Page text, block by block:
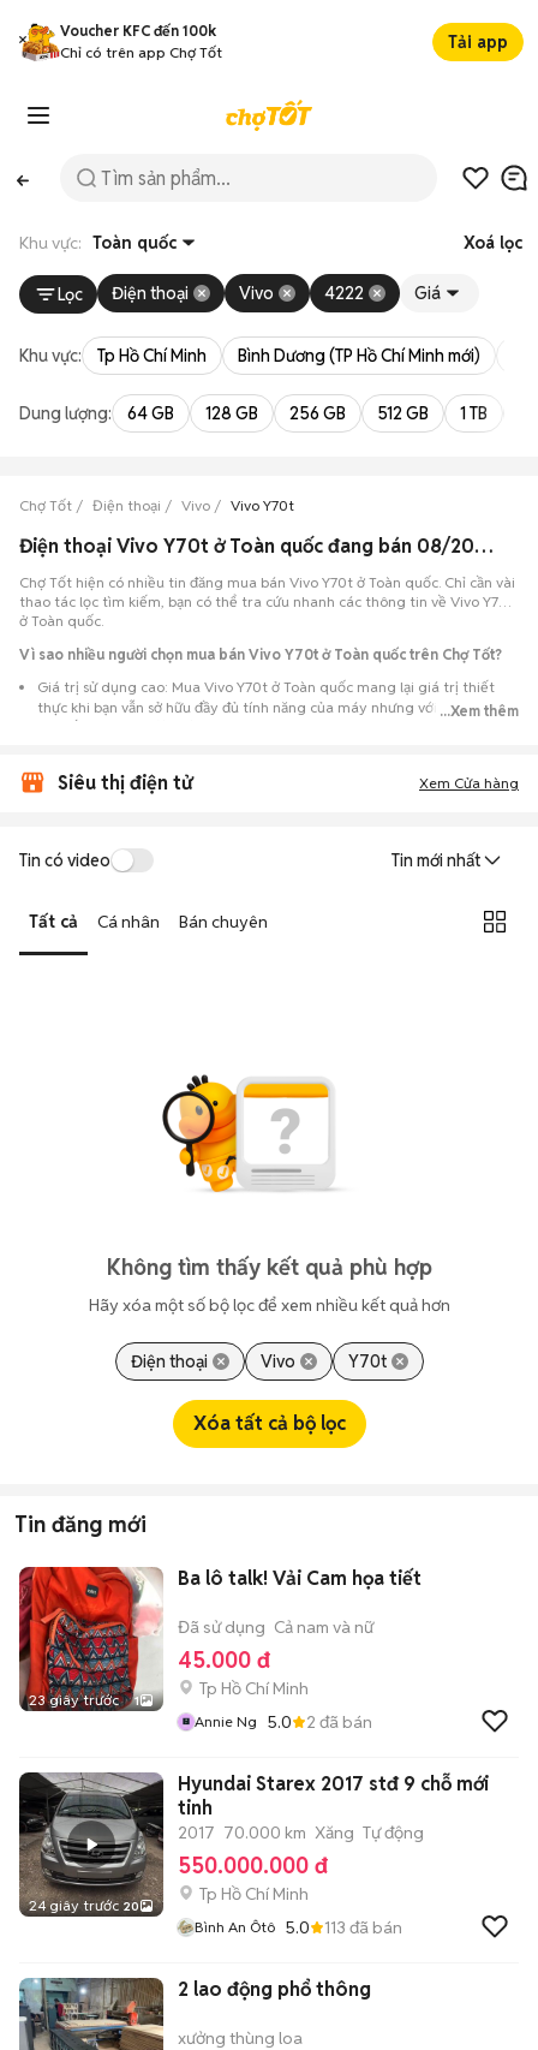
Voucher KFC đến 100k
Chỉ có trên app Chợ Tốt
Tải app
Khu vực: Toàn quốc Xoá lọc
Lọc Điện thoại Vivo 4222 Giá
Khu vực: Tp Hồ Chí Minh Bình Dương (TP Hồ Chí Minh mới)
Dung lượng: 64 GB 128 GB 256 GB 512 GB 1 TB
Chợ Tốt Điện thoại Vivo Vivo Y70t
Điện thoại Vivo Y70t ở Toàn quốc đang bán 08/2026
Chợ Tốt hiện có nhiều tin đăng mua bán Vivo Y70t ở Toàn quốc. Chỉ cần vài
thao tác lọc tìm kiếm, bạn có thể tra cứu nhanh các thông tin về Vivo Y70t
ở Toàn quốc.
Vì sao nhiều người chọn mua bán Vivo Y70t ở Toàn quốc trên Chợ Tốt?
Giá trị sử dụng cao: Mua Vivo Y70t ở Toàn quốc mang lại giá trị thiết
thực khi bạn vẫn sở hữu đầy đủ tính năng của máy nhưng với chi phí đầu
tư thấp hơn máy đập hộp.
Toàn quốc, đáp ứng từ nhu cầu cần máy đẹp keng đến máy chỉ cần hoạt
động ổn định.
thận, test loa, camera, wifi... để đảm bảo máy không có lỗi phát sinh.
hai bên trao đổi giá cả linh hoạt và có thể chốt giao dịch ngay trong
ngày.
...Xem thêm
Siêu thị điện tử Xem Cửa hàng
Tin có video Tin mới nhất
Tất cả Cá nhân Bán chuyên
Không tìm thấy kết quả phù hợp
Hãy xóa một số bộ lọc để xem nhiều kết quả hơn
Điện thoại Vivo Y70t
Xóa tất cả bộ lọc
Tin đăng mới
23 giây trước 1
Ba lô talk! Vải Cam họa tiết
Đã sử dụng Cả nam và nữ
45.000 đ
Tp Hồ Chí Minh
Annie Ng 5.0 2 đã bán
24 giây trước 20
Hyundai Starex 2017 stđ 9 chỗ mới
tinh
2017 70.000 km Xăng Tự động
550.000.000 đ
Tp Hồ Chí Minh
Bình An Ôtô 5.0 113 đã bán
2 lao động phổ thông
xưởng thùng loa